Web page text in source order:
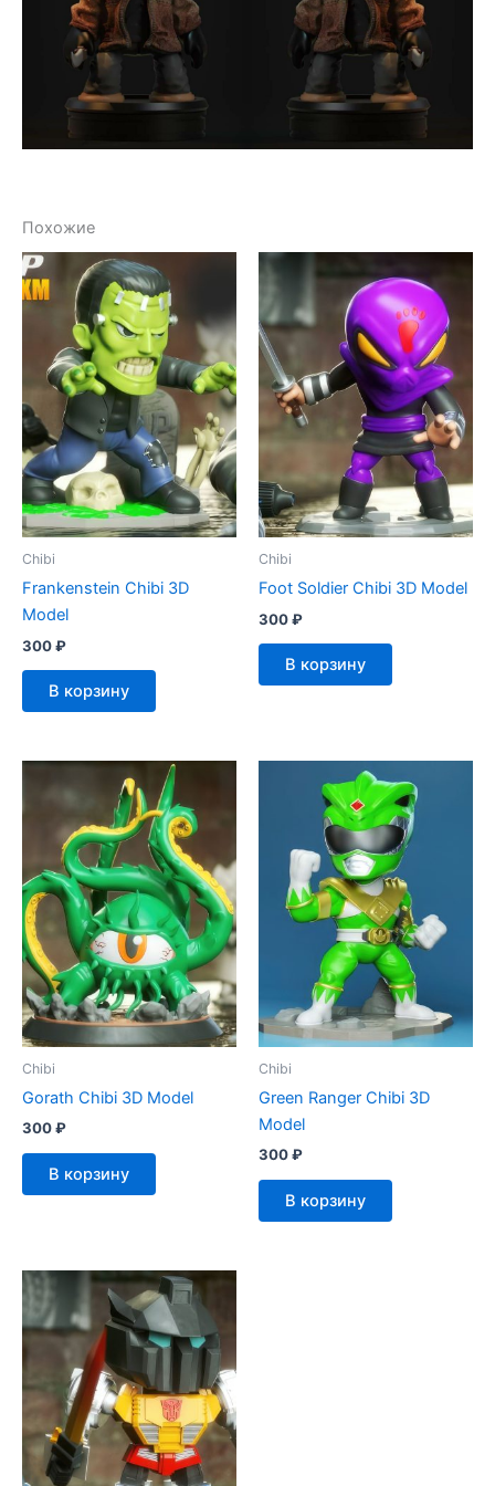
Похожие
Chibi
Frankenstein Chibi 3D
Model
300₽
В корзину
Chibi
Foot Soldier Chibi 3D Model
300₽
В корзину
Chibi
Gorath Chibi 3D Model
300₽
В корзину
Chibi
Green Ranger Chibi 3D
Model
300₽
В корзину